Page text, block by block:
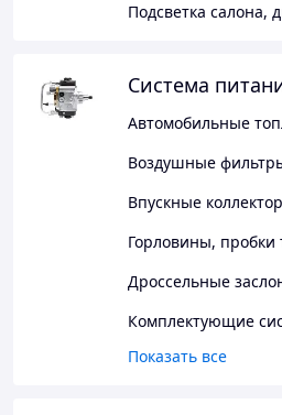
Подсветка салона,
Система
Автомобильные
Воздушные
Впускные
Горловины, пробки
Дроссельные
Комплектующие
Показать все